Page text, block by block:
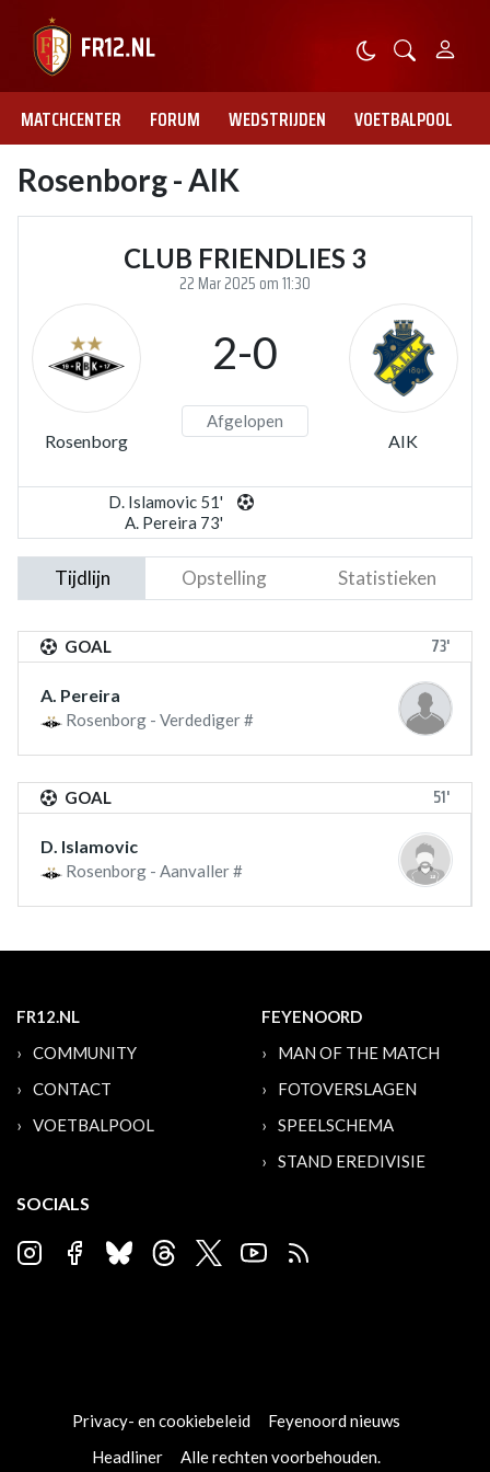
MATCHCENTER FORUM WEDSTRIJDEN VOETBALPOOL
Rosenborg - AIK
CLUB FRIENDLIES 3
22 Mar 2025 om 11:30
Rosenborg
2-0
Afgelopen
AIK
D. Islamovic 51'
A. Pereira 73'
Tijdlijn Opstelling Statistieken
GOAL 73'
A. Pereira
Rosenborg - Verdediger #
GOAL 51'
D. Islamovic
Rosenborg - Aanvaller #
FR12.NL
COMMUNITY
CONTACT
VOETBALPOOL
FEYENOORD
MAN OF THE MATCH
FOTOVERSLAGEN
SPEELSCHEMA
STAND EREDIVISIE
SOCIALS
Privacy- en cookiebeleid
Feyenoord nieuws
Headliner
Alle rechten voorbehouden.